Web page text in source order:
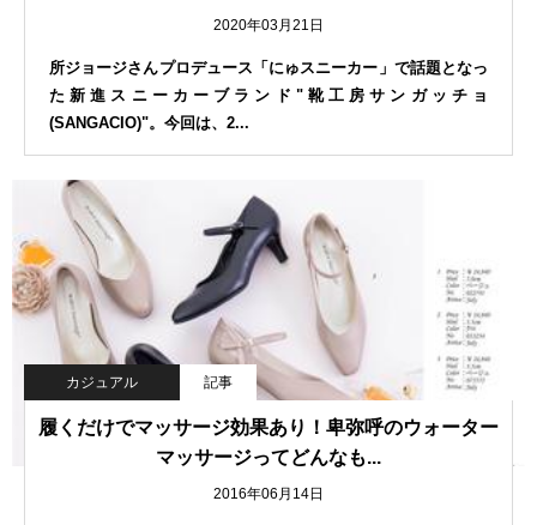
2020年03月21日
所ジョージさんプロデュース「にゅスニーカー」で話題となっ
た新進スニーカーブランド"靴工房サンガッチョ
(SANGACIO)"。今回は、2...
カジュアル 記事
履くだけでマッサージ効果あり！卑弥呼のウォーター
マッサージってどんなも...
2016年06月14日